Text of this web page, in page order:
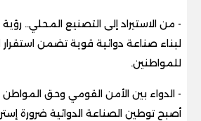
- من الاستيراد إلى التصنيع المحلي..
لبناء صناعة دوائية قوية تضمن استقرار
للمواطنين.
- الدواء بين الأمن القومي وحق المواطن
أصبح توطين الصناعة الدوائية ضرورة